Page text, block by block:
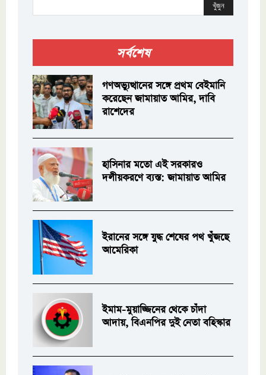
খুঁজুন
সর্বশেষ
গণঅভ্যুত্থানের সঙ্গে প্রথম বেইমানি
করেছেন জামায়াত আমির, দাবি
রাশেদের
হাসিনার মতো এই সরকারও
দলীয়করণে ব্যস্ত: জামায়াত আমির
ইরানের সঙ্গে যুদ্ধ শেষের পথ খুঁজছে
আমেরিকা
ইমাম-মুয়াজ্জিনের থেকে চাঁদা
আদায়, বিএনপির দুই নেতা বহিস্কার